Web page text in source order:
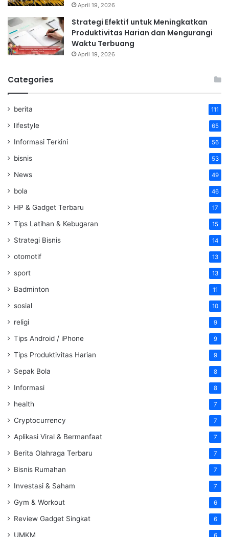
April 19, 2026
Strategi Efektif untuk Meningkatkan
Produktivitas Harian dan Mengurangi
Waktu Terbuang
April 19, 2026
Categories
berita 111
lifestyle 65
Informasi Terkini 56
bisnis 53
News 49
bola 46
HP & Gadget Terbaru 17
Tips Latihan & Kebugaran 15
Strategi Bisnis 14
otomotif 13
sport 13
Badminton 11
sosial 10
religi 9
Tips Android / iPhone 9
Tips Produktivitas Harian 9
Sepak Bola 8
Informasi 8
health 7
Cryptocurrency 7
Aplikasi Viral & Bermanfaat 7
Berita Olahraga Terbaru 7
Bisnis Rumahan 7
Investasi & Saham 7
Gym & Workout 6
Review Gadget Singkat 6
UMKM 6